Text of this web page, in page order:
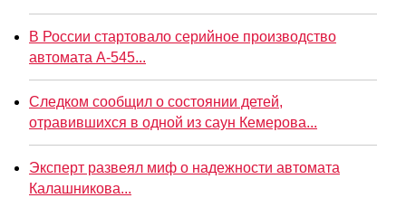
В России стартовало серийное производство
автомата А-545...
Следком сообщил о состоянии детей,
отравившихся в одной из саун Кемерова...
Эксперт развеял миф о надежности автомата
Калашникова...